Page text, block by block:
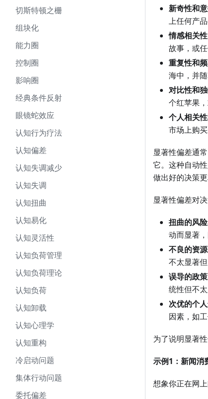
切斯特顿之栅
组块化
能力圈
控制圈
影响圈
经典条件反射
眼镜蛇效应
认知行为疗法
认知偏差
认知失调减少
认知失调
认知扭曲
认知易化
认知灵活性
认知负荷管理
认知负荷理论
认知负荷
认知卸载
认知心理学
认知重构
冷启动问题
集体行动问题
委托偏差
新奇性和
上任何产
情感相关性
故事，或
重复性和
海中，并
对比性和
个红苹果
个人相关
市场上购
显著性偏差通常
它。这种自动
做出好的决策更
显著性偏差对
扭曲的风
动而显著
不良的资
不太显著
误导的政
统性但不
次优的个
因素，如
为了说明显著
示例1：新闻消
想象你正在网